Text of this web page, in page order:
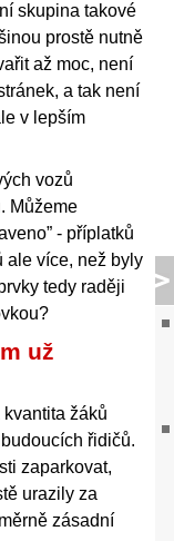
skupina takové
prostě nutně
až moc, není
a tak není
v lepším
vozů
Můžeme
- příplatků
ale více, než byly
tedy raději
už
žáků
řidičů.
zaparkovat,
urazily za
zásadní